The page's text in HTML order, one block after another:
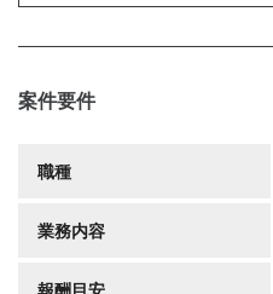
案件要件
職種
業務内容
報酬目安